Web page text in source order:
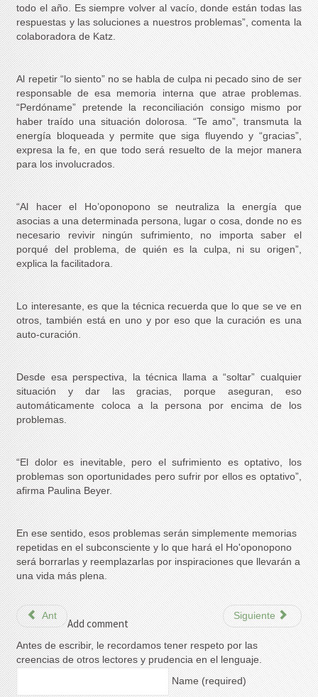
todo el año. Es siempre volver al vacío, donde están todas las
respuestas y las soluciones a nuestros problemas”, comenta la
colaboradora de Katz.
Al repetir “lo siento” no se habla de culpa ni pecado sino de ser
responsable de esa memoria interna que atrae problemas.
“Perdóname” pretende la reconciliación consigo mismo por
haber traído una situación dolorosa. “Te amo”, transmuta la
energía bloqueada y permite que siga fluyendo y “gracias”,
expresa la fe, en que todo será resuelto de la mejor manera
para los involucrados.
“Al hacer el Ho’oponopono se neutraliza la energía que
asocias a una determinada persona, lugar o cosa, donde no es
necesario revivir ningún sufrimiento, no importa saber el
porqué del problema, de quién es la culpa, ni su origen”,
explica la facilitadora.
Lo interesante, es que la técnica recuerda que lo que se ve en
otros, también está en uno y por eso que la curación es una
auto-curación.
Desde esa perspectiva, la técnica llama a “soltar” cualquier
situación y dar las gracias, porque aseguran, eso
automáticamente coloca a la persona por encima de los
problemas.
“El dolor es inevitable, pero el sufrimiento es optativo, los
problemas son oportunidades pero sufrir por ellos es optativo”,
afirma Paulina Beyer.
En ese sentido, esos problemas serán simplemente memorias
repetidas en el subconsciente y lo que hará el Ho'oponopono
será borrarlas y reemplazarlas por inspiraciones que llevarán a
una vida más plena.
Ant Siguiente
Add comment
Antes de escribir, le recordamos tener respeto por las
creencias de otros lectores y prudencia en el lenguaje.
Name (required)